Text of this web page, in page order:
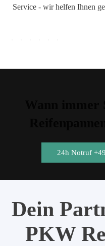
Service - wir helfen Ihnen
24h Notruf
Dein
PKW